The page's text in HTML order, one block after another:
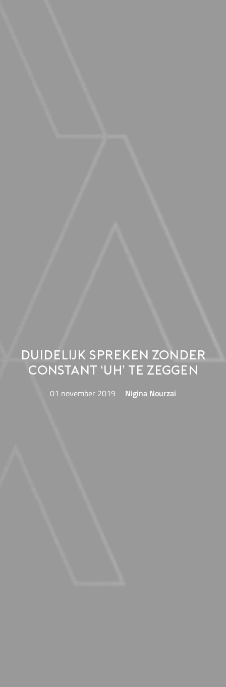
Duidelijk spreken zonder
constant ‘uh’ te zeggen
01 november 2019 Nigina Nourzai